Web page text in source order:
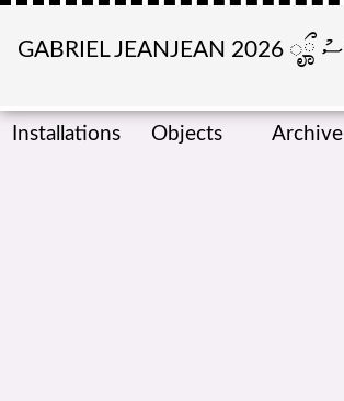
GABRIEL JEANJEAN 2026 ೄྀ ސު
Installations Objects Archive